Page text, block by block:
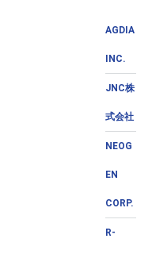
AGDIA
INC.
JNC株
式会社
NEOG
EN
CORP.
R-